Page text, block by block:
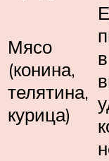
Мясо
(конина,
телятина,
курица)